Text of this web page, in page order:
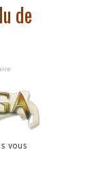
de
vous